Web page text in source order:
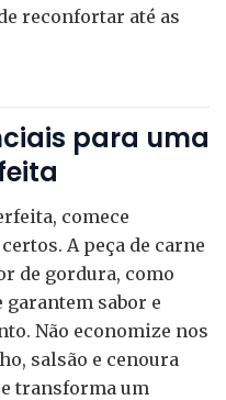
reconfortar até as
para uma
comece
A peça de carne
de gordura, como
garantem sabor e
Não economize nos
salsão e cenoura
transforma um